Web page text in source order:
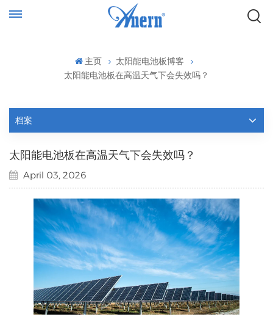
主页
太阳能电池板博客
太阳能电池板在高温天气下会失效吗？
档案
太阳能电池板在高温天气下会失效吗？
April 03, 2026